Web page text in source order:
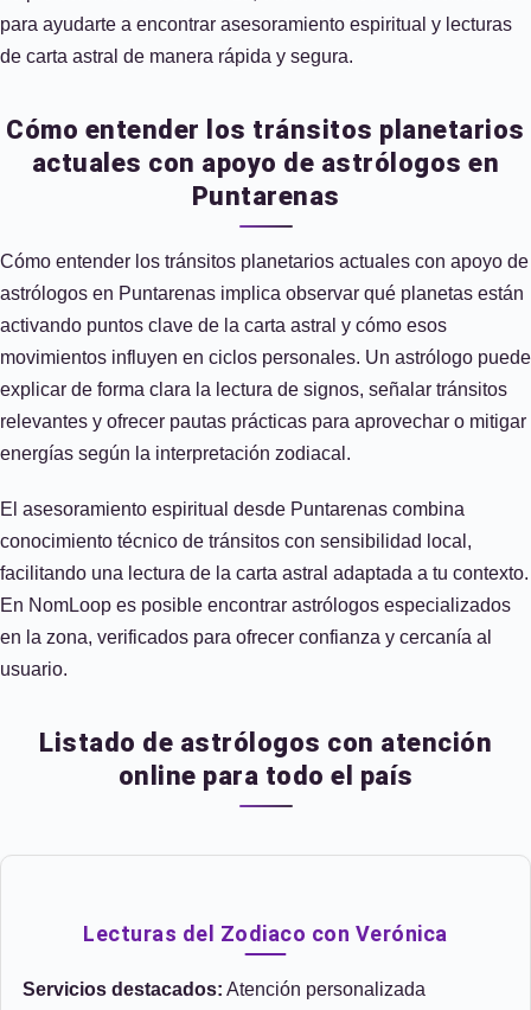
para ayudarte a encontrar asesoramiento espiritual y lecturas
de carta astral de manera rápida y segura.
Cómo entender los tránsitos planetarios
actuales con apoyo de astrólogos en
Puntarenas
Cómo entender los tránsitos planetarios actuales con apoyo de
astrólogos en Puntarenas implica observar qué planetas están
activando puntos clave de la carta astral y cómo esos
movimientos influyen en ciclos personales. Un astrólogo puede
explicar de forma clara la lectura de signos, señalar tránsitos
relevantes y ofrecer pautas prácticas para aprovechar o mitigar
energías según la interpretación zodiacal.
El asesoramiento espiritual desde Puntarenas combina
conocimiento técnico de tránsitos con sensibilidad local,
facilitando una lectura de la carta astral adaptada a tu contexto.
En NomLoop es posible encontrar astrólogos especializados
en la zona, verificados para ofrecer confianza y cercanía al
usuario.
Listado de astrólogos con atención
online para todo el país
Lecturas del Zodiaco con Verónica
Servicios destacados: Atención personalizada